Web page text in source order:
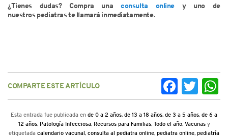
¿Tienes dudas? Compra unaconsulta online y uno de
nuestros pediatras te llamará inmediatamente.
COMPARTE ESTE ARTÍCULO FacebookTwitter
Esta entrada fue publicada en de 0 a 2 años, de 13 a 18 años, de 3 a 5 años, de 6 a
12 años, Patología Infecciosa, Recursos para Familias, Todo el año, Vacunasy
etiquetada calendario vacunal, consulta al pediatra online, pediatra online, pediatría